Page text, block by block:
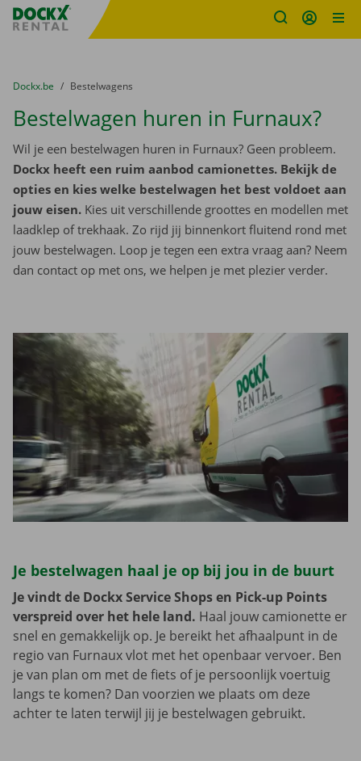
Fratello DEMO
U bevindt zich hier:
van
Dockx.be naar
Bestelwagens
Bestelwagen huren in Furnaux?
Wil je een bestelwagen huren in Furnaux? Geen probleem.
Dockx heeft een ruim aanbod camionettes. Bekijk de
opties en kies welke bestelwagen het best voldoet aan
jouw eisen. Kies uit verschillende groottes en modellen met
laadklep of trekhaak. Zo rijd jij binnenkort fluitend rond met
jouw bestelwagen. Loop je tegen een extra vraag aan? Neem
dan contact op met ons, we helpen je met plezier verder.
Je bestelwagen haal je op bij jou in de buurt
Je vindt de Dockx Service Shops en Pick-up Points
verspreid over het hele land. Haal jouw camionette er
snel en gemakkelijk op. Je bereikt het afhaalpunt in de
regio van Furnaux vlot met het openbaar vervoer. Ben
je van plan om met de fiets of je persoonlijk voertuig
langs te komen? Dan voorzien we plaats om deze
achter te laten terwijl jij je bestelwagen gebruikt.